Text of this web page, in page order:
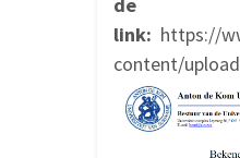
link: https://
content/